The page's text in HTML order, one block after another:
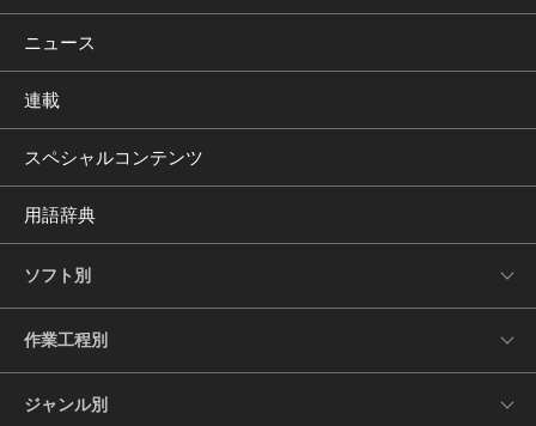
ニュース
連載
スペシャルコンテンツ
用語辞典
ソフト別
作業工程別
ジャンル別